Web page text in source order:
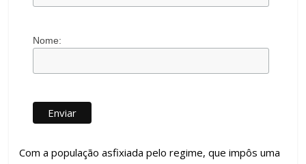
Nome:
Com a população asfixiada pelo regime, que impôs uma